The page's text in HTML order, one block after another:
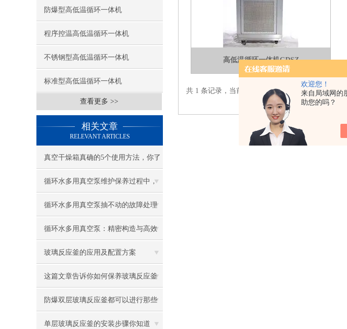
欢迎您！
来自局域网的
助您的吗？
防爆型高低温循环一体机
程序控温高低温循环一体机
不锈钢型高低温循环一体机
标准型高低温循环一体机
查看更多 >>
相关文章
RELEVANT ARTICLES
真空干燥箱真确的5个使用方法，你了
解多少
循环水多用真空泵维护保养过程中，
这8点您注意了吗
循环水多用真空泵抽不动的故障处理
方法如下
循环水多用真空泵：精密构造与高效
运行的奥秘
玻璃反应釜的应用及配置方案
这篇文章告诉你如何保养玻璃反应釜
防爆双层玻璃反应釜都可以进行那些
实验
单层玻璃反应釜的安装步骤你知道
高低温循环一体机GDSZ
共 1 条记录，当前 1 / 1 页 首页 上一页 下一页